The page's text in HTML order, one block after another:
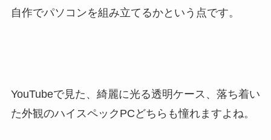
自作でパソコンを組み立てるかという点です。
YouTubeで見た、綺麗に光る透明ケース、落ち着い
た外観のハイスペックPCどちらも憧れますよね。